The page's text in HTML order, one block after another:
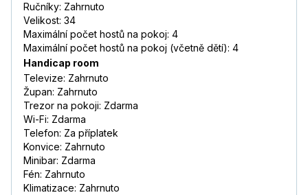
Ručníky: Zahrnuto
Velikost: 34
Maximální počet hostů na pokoj: 4
Maximální počet hostů na pokoj (včetně dětí): 4
Handicap room
Televize: Zahrnuto
Župan: Zahrnuto
Trezor na pokoji: Zdarma
Wi-Fi: Zdarma
Telefon: Za příplatek
Konvice: Zahrnuto
Minibar: Zdarma
Fén: Zahrnuto
Klimatizace: Zahrnuto